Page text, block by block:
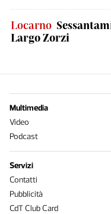
Locarno
Largo Zorzi
Multimedia
Video
Podcast
Servizi
Contatti
Pubblicità
CdT Club Card